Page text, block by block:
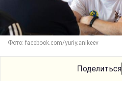
Фото: facebook.com/yuriy.anikeev
Поделиться